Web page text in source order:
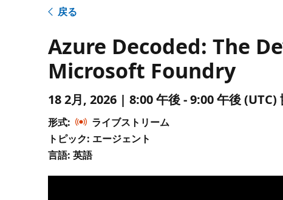
戻る
Azure Decoded: The
Microsoft Foundry
18 2月, 2026 | 8:00 午後 - 9:00 午後 (UTC)
形式:
ライブストリーム
トピック: エージェント
言語: 英語